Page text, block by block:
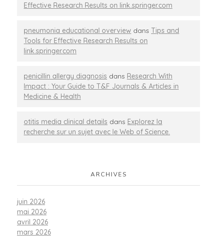
Effective Research Results on link.springer.com
pneumonia educational overview dans Tips and
Tools for Effective Research Results on
link.springer.com
penicillin allergy diagnosis dans Research With
Impact : Your Guide to T&F Journals & Articles in
Medicine & Health
otitis media clinical details dans Explorez la
recherche sur un sujet avec le Web of Science.
ARCHIVES
juin 2026
mai 2026
avril 2026
mars 2026